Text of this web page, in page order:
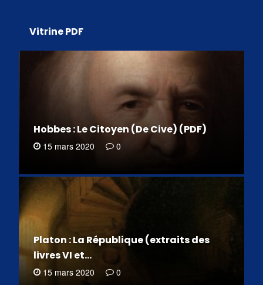
Vitrine PDF
Hobbes : Le Citoyen (De Cive) (PDF)
15 mars 2020 0
Platon : La République (extraits des
livres VI et…
15 mars 2020 0